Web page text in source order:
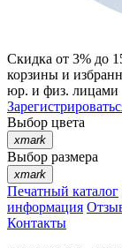
Скидка от 3% до
корзины и
юр. и физ. лицами
Выбор цвета
xmark
Выбор размера
xmark
Печатный каталог
информация
Контакты